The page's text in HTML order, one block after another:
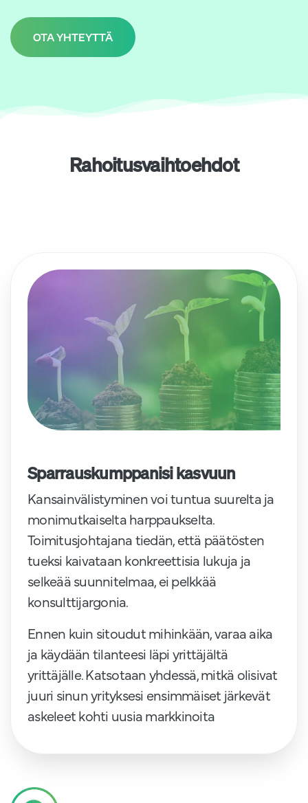
OTA YHTEYTTÄ
Rahoitusvaihtoehdot
Sparrauskumppanisi kasvuun
Kansainvälistyminen voi tuntua suurelta ja
monimutkaiselta harppaukselta.
Toimitusjohtajana tiedän, että päätösten
tueksi kaivataan konkreettisia lukuja ja
selkeää suunnitelmaa, ei pelkkää
konsulttijargonia.
Ennen kuin sitoudut mihinkään, varaa aika
ja käydään tilanteesi läpi yrittäjältä
yrittäjälle. Katsotaan yhdessä, mitkä olisivat
juuri sinun yrityksesi ensimmäiset järkevät
askeleet kohti uusia markkinoita